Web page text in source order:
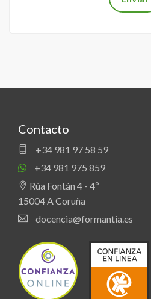
Contacto
+34 981 97 58 59
+34 981 975 859
Rúa Fontán 4 - 4º
15004 A Coruña
docencia@formantia.es